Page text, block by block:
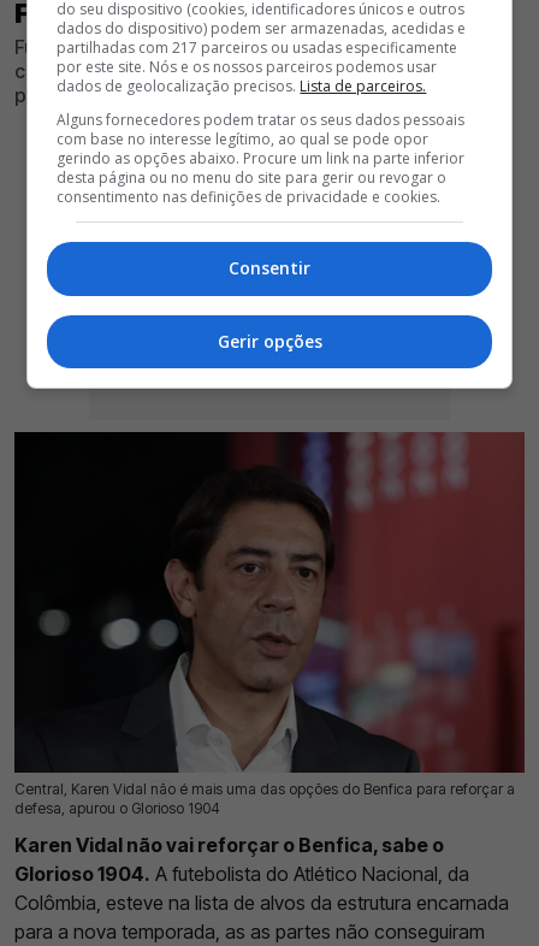
FUTEBOLISTA NÃO VAI RUMAR À LUZ
Futebolista esteve na lista de alvos das águias, mas
conversações entre as partes não chegaram a bom
porto, interrompendo as negociações
Central, Karen Vidal não é mais uma das opções do Benfica para reforçar a
defesa, apurou o Glorioso 1904
19 Jul 2026 | 03:00 | 0
Karen Vidal não vai reforçar o Benfica, sabe o
Glorioso 1904. A futebolista do Atlético Nacional, da
Colômbia, esteve na lista de alvos da estrutura encarnada
para a nova temporada, as as partes não conseguiram
do seu dispositivo (cookies, identificadores únicos e outros
dados do dispositivo) podem ser armazenadas, acedidas e
partilhadas com 217 parceiros ou usadas especificamente
por este site. Nós e os nossos parceiros podemos usar
dados de geolocalização precisos. Lista de parceiros.
Alguns fornecedores podem tratar os seus dados pessoais
com base no interesse legítimo, ao qual se pode opor
gerindo as opções abaixo. Procure um link na parte inferior
desta página ou no menu do site para gerir ou revogar o
consentimento nas definições de privacidade e cookies.
Consentir
Gerir opções